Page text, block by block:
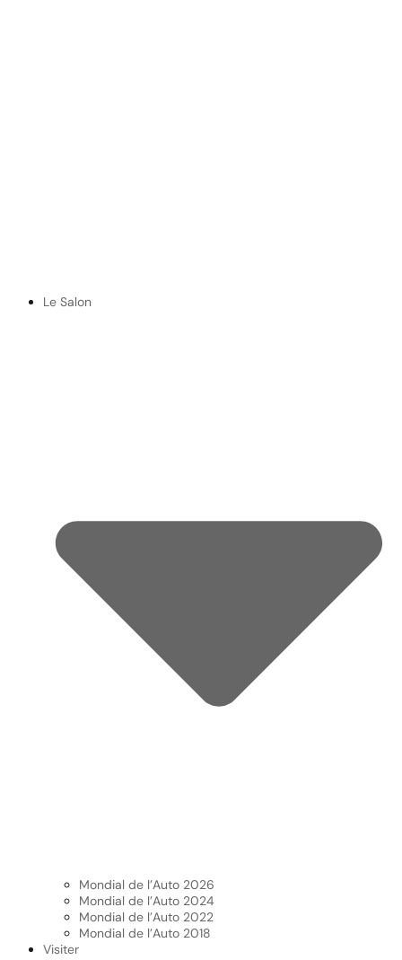
Le Salon
Mondial de l’Auto 2026
Mondial de l’Auto 2024
Mondial de l’Auto 2022
Mondial de l’Auto 2018
Visiter